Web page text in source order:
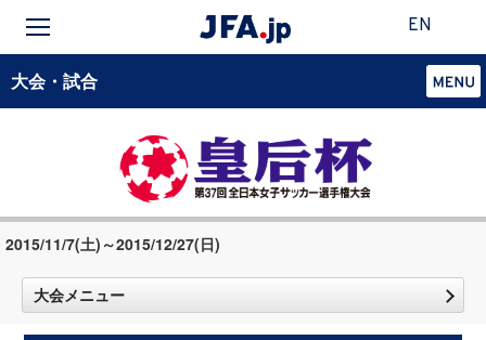
EN
大会・試合
2015/11/7(土)～2015/12/27(日)
大会メニュー